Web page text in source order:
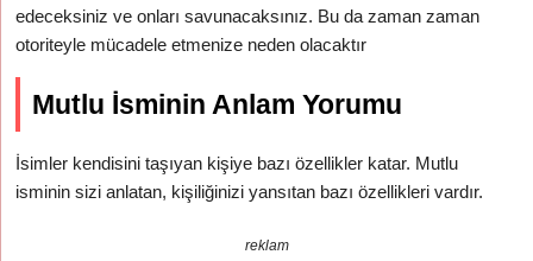
edeceksiniz ve onları savunacaksınız. Bu da zaman zaman
otoriteyle mücadele etmenize neden olacaktır
Mutlu İsminin Anlam Yorumu
İsimler kendisini taşıyan kişiye bazı özellikler katar. Mutlu
isminin sizi anlatan, kişiliğinizi yansıtan bazı özellikleri vardır.
reklam